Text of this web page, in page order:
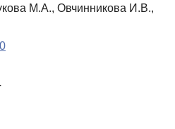
М.А., Овчинникова И.В.,